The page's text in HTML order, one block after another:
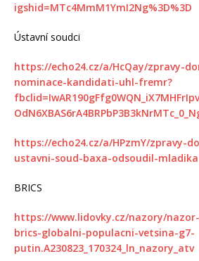
igshid=MTc4MmM1YmI2Ng%3D%3D
Ústavní soudci
https://echo24.cz/a/HcQay/zpravy-
nominace-kandidati-uhl-fremr?
https://echo24.cz/a/HPzmY/zpravy-
ustavni-soud-baxa-odsoudil-mladika
BRICS
https://www.lidovky.cz/nazory/
brics-globalni-populacni-vetsina-g7-
putin.A230823_170324_ln_nazory_atv